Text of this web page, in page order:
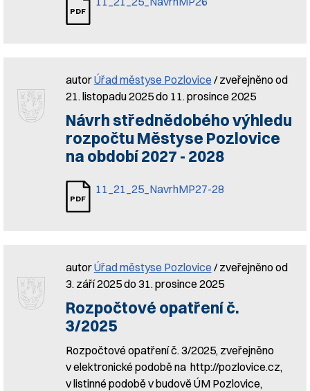
autorÚřad městyse Pozlovice / zveřejněno od
21. listopadu 2025 do 11. prosince 2025
Návrh střednědobého výhledu
rozpočtu Městyse Pozlovice
na období 2027 - 2028
11_21_25_NavrhMP27-28
autorÚřad městyse Pozlovice / zveřejněno od
3. září 2025 do 31. prosince 2025
Rozpočtové opatření č.
3/2025
Rozpočtové opatření č. 3/2025, zveřejněno
v elektronické podobě na http://pozlovice.cz,
v listinné podobě v budově ÚM Pozlovice,